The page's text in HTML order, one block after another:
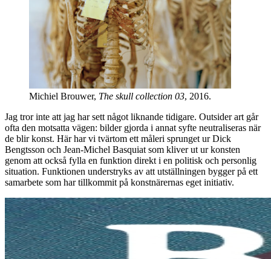
Michiel Brouwer, The skull collection 03, 2016.
Jag tror inte att jag har sett något liknande tidigare. Outsider art går
ofta den motsatta vägen: bilder gjorda i annat syfte neutraliseras när
de blir konst. Här har vi tvärtom ett måleri sprunget ur Dick
Bengtsson och Jean-Michel Basquiat som kliver ut ur konsten
genom att också fylla en funktion direkt i en politisk och personlig
situation. Funktionen understryks av att utställningen bygger på ett
samarbete som har tillkommit på konstnärernas eget initiativ.